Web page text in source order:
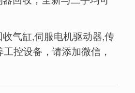
气缸,伺服电机驱动器,传
控设备，请添加微信，